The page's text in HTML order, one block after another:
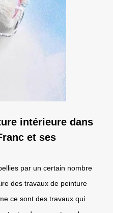
intérieure dans
et ses
par un certain nombre
des travaux de peinture
ce sont des travaux qui